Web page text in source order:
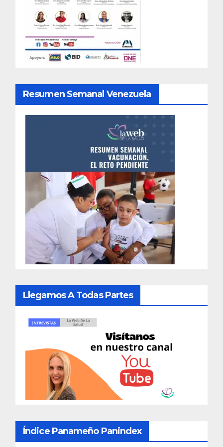
Resumen Semanal Venezuela
Llegamos A Todas Partes
Índice Panameño Panindex